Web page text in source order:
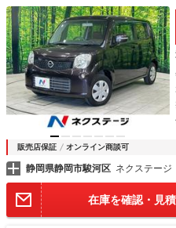
ラー 盗難防止システム ドア
販売店保証 オンライン商談可
静岡県静岡市駿河区 ネクステー
在庫を確認・見